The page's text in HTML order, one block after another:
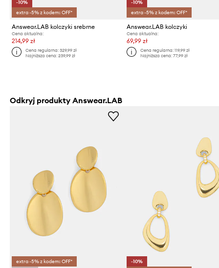
-10%
extra -5% z kodem: OFF*
Answear.LAB kolczyki srebrne
Cena aktualna:
214,99 zł
Cena regularna:329,99 zł
Najniższa cena:239,99 zł
-10%
extra -5% z kodem: OFF*
Answear.LAB kolczyki
Cena aktualna:
69,99 zł
Cena regularna: 119,99 zł
Najniższa cena: 77,99 zł
Odkryj produkty Answear.LAB
extra -5% z kodem: OFF*
-10%